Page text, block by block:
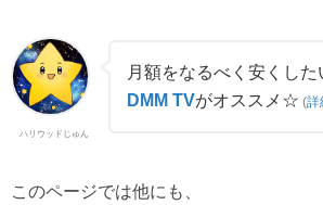
ハリウッドじゅん
月額をなるべく安くした
DMM TVがオススメ☆ (詳
このページでは他にも、